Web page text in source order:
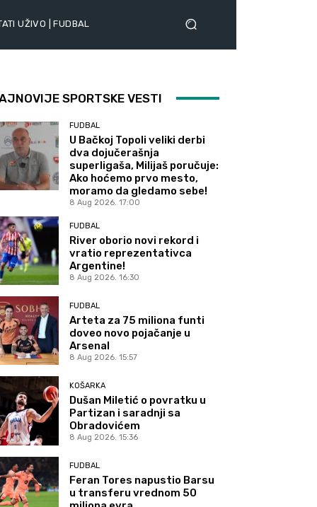
UŽIVO | FUDBAL
SPORTSKE VESTI
FUDBAL
U Bačkoj Topoli veliki derbi
dva dojučerašnja
superligaša, Milijaš poručuje:
Ako hoćemo prvo mesto,
moramo da gledamo sebe!
8 Aug 2026. 17:00
FUDBAL
River oborio novi rekord i
vratio reprezentativca
Argentine!
8 Aug 2026. 16:30
FUDBAL
Arteta za 75 miliona funti
doveo novo pojačanje u
Arsenal
8 Aug 2026. 15:57
KOŠARKA
Dušan Miletić o povratku u
Partizan i saradnji sa
Obradovićem
8 Aug 2026. 15:36
FUDBAL
Feran Tores napustio Barsu
u transferu vrednom 50